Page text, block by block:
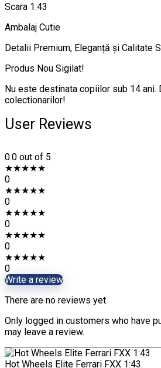
Scara 1:43
Ambalaj Cutie
Detalii Premium, Eleganță și Calitate
Produs Nou Sigilat!
Nu este destinata copiilor sub 14 ani.
colectionarilor!
User Reviews
0.0 out of 5
★★★★★
0
★★★★★
0
★★★★★
0
★★★★★
0
★★★★★
0
Write a review
There are no reviews yet.
Only logged in customers who have
may leave a review.
Hot Wheels Elite Ferrari FXX 1:43